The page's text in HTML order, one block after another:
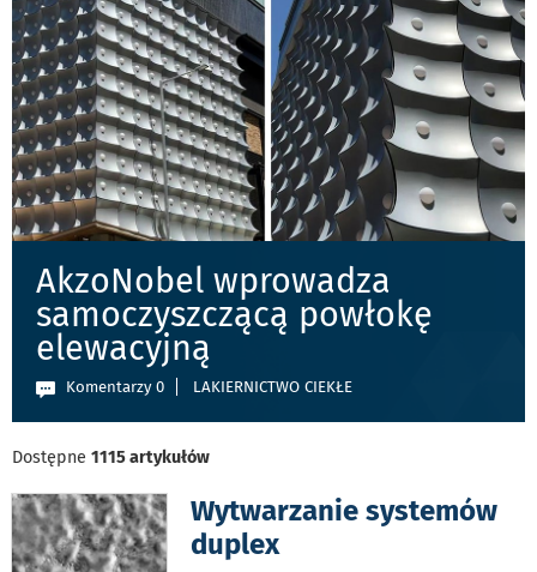
AkzoNobel wprowadza
samoczyszczącą powłokę
elewacyjną
Komentarzy 0 LAKIERNICTWO CIEKŁE
Dostępne 1115 artykułów
Wytwarzanie systemów
duplex